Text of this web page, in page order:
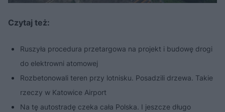
Czytaj też:
Ruszyła procedura przetargowa na projekt i budowę drogi
do elektrowni atomowej
Rozbetonowali teren przy lotnisku. Posadzili drzewa. Takie
rzeczy w Katowice Airport
Na tę autostradę czeka cała Polska. I jeszcze długo